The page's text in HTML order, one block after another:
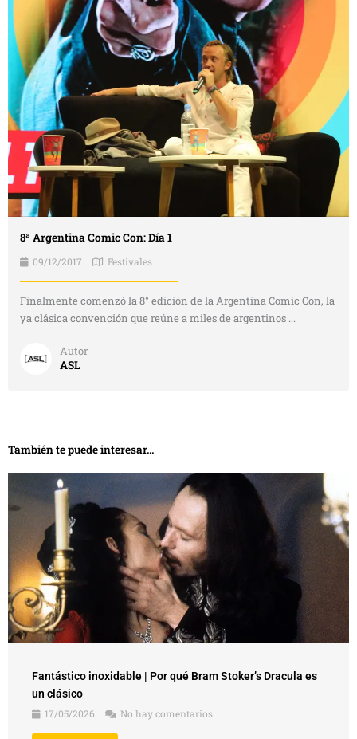
8ª Argentina Comic Con: Día 1
09/12/2017 Festivales
Finalmente comenzó la 8° edición de la Argentina Comic Con, la
ya clásica convención que reúne a miles de argentinos ...
Autor
ASL
También te puede interesar...
Fantástico inoxidable | Por qué Bram Stoker’s Dracula es
un clásico
17/05/2026
No hay comentarios